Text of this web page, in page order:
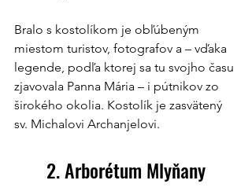
Bralo s kostolíkom je obľúbeným
miestom turistov, fotografov a – vďaka
legende, podľa ktorej sa tu svojho času
zjavovala Panna Mária – i pútnikov zo
širokého okolia. Kostolík je zasvätený
sv. Michalovi Archanjelovi.
2. Arborétum Mlyňany